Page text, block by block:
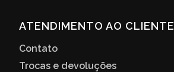
ATENDIMENTO AO CLIENTE
Contato
Trocas e devoluções